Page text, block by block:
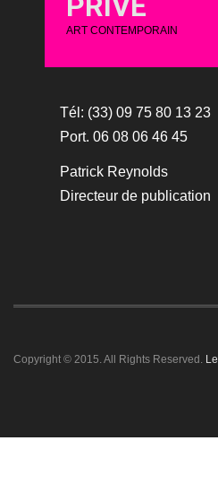
ART CONTEMPORAIN
Tél: (33) 09 75 80 13 23
Port. 06 08 06 46 45
Patrick Reynolds
Directeur de publication
Copyright © 2015. All Rights Reserved.